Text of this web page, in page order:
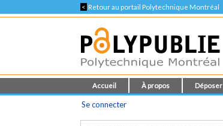
< Retour au portail Polytechnique Montréal
Accueil À propos Déposer
Se connecter